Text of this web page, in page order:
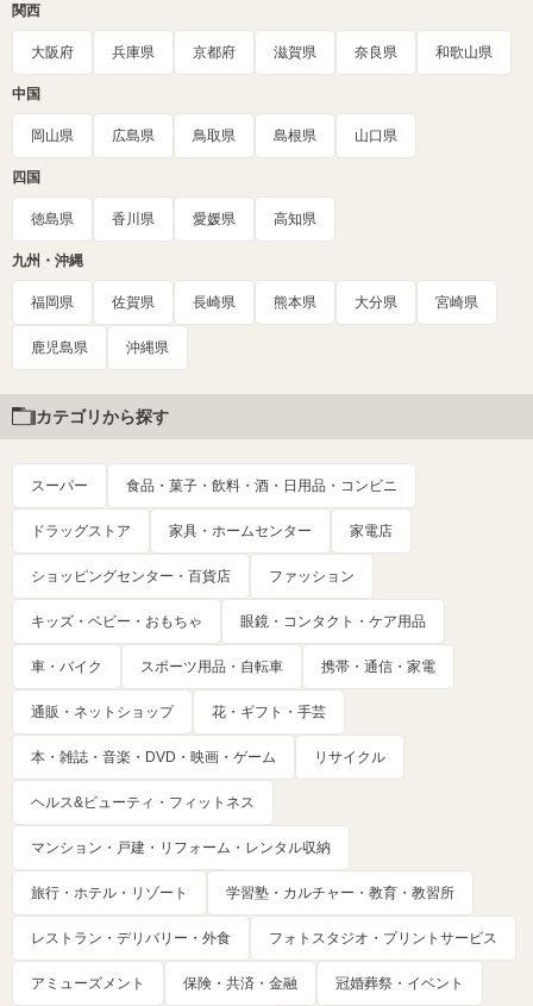
関西
大阪府 兵庫県 京都府 滋賀県 奈良県 和歌山県
中国
岡山県 広島県 鳥取県 島根県 山口県
四国
徳島県 香川県 愛媛県 高知県
九州・沖縄
福岡県 佐賀県 長崎県 熊本県 大分県 宮崎県
鹿児島県 沖縄県
カテゴリから探す
スーパー 食品・菓子・飲料・酒・日用品・コンビニ
ドラッグストア 家具・ホームセンター 家電店
ショッピングセンター・百貨店 ファッション
キッズ・ベビー・おもちゃ 眼鏡・コンタクト・ケア用品
車・バイク スポーツ用品・自転車 携帯・通信・家電
通販・ネットショップ 花・ギフト・手芸
本・雑誌・音楽・DVD・映画・ゲーム リサイクル
ヘルス&ビューティ・フィットネス
マンション・戸建・リフォーム・レンタル収納
旅行・ホテル・リゾート 学習塾・カルチャー・教育・教習所
レストラン・デリバリー・外食 フォトスタジオ・プリントサービス
アミューズメント 保険・共済・金融 冠婚葬祭・イベント